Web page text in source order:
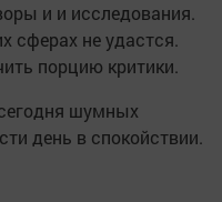
и и исследования.
сферах не удастся.
порцию критики.
шумных
день в спокойствии.